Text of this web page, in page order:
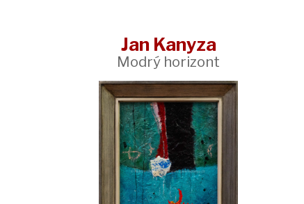
Jan Kanyza
Modrý horizont